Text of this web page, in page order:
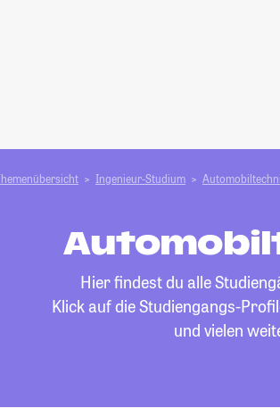
Ingenieur-Studium
Hier findest du alle
Klick auf die Studiengangs-
und vielen